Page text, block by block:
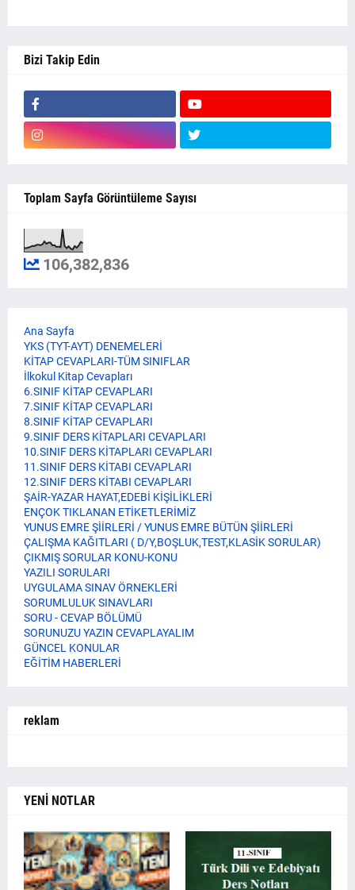
Bizi Takip Edin
Toplam Sayfa Görüntüleme Sayısı
106,382,836
Ana Sayfa
YKS (TYT-AYT) DENEMELERİ
KİTAP CEVAPLARI-TÜM SINIFLAR
İlkokul Kitap Cevapları
6.SINIF KİTAP CEVAPLARI
7.SINIF KİTAP CEVAPLARI
8.SINIF KİTAP CEVAPLARI
9.SINIF DERS KİTAPLARI CEVAPLARI
10.SINIF DERS KİTAPLARI CEVAPLARI
11.SINIF DERS KİTABI CEVAPLARI
12.SINIF DERS KİTABI CEVAPLARI
ŞAİR-YAZAR HAYAT,EDEBİ KİŞİLİKLERİ
ENÇOK TIKLANAN ETİKETLERİMİZ
YUNUS EMRE ŞİİRLERİ / YUNUS EMRE BÜTÜN ŞİİRLERİ
ÇALIŞMA KAĞITLARI ( D/Y,BOŞLUK,TEST,KLASİK SORULAR)
ÇIKMIŞ SORULAR KONU-KONU
YAZILI SORULARI
UYGULAMA SINAV ÖRNEKLERİ
SORUMLULUK SINAVLARI
SORU - CEVAP BÖLÜMÜ
SORUNUZU YAZIN CEVAPLAYALIM
GÜNCEL KONULAR
EĞİTİM HABERLERİ
reklam
YENİ NOTLAR